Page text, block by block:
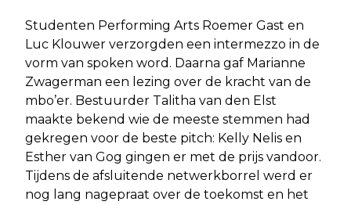
Studenten Performing Arts Roemer Gast en
Luc Klouwer verzorgden een intermezzo in de
vorm van spoken word. Daarna gaf Marianne
Zwagerman een lezing over de kracht van de
mbo’er. Bestuurder Talitha van den Elst
maakte bekend wie de meeste stemmen had
gekregen voor de beste pitch: Kelly Nelis en
Esther van Gog gingen er met de prijs vandoor.
Tijdens de afsluitende netwerkborrel werd er
nog lang nagepraat over de toekomst en het